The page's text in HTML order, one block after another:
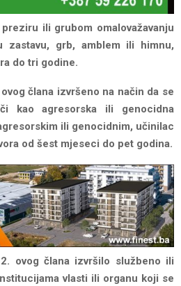
ili grubom omalovažavanju
zastavu, grb, amblem ili himnu,
do tri godine.
člana izvršeno na način da se
kao agresorska ili genocidna
ili genocidnim, učinilac
od šest mjeseci do pet godina.
ovog člana izvršilo službeno ili
vlasti ili organu koji se